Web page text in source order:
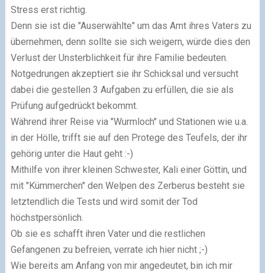
Stress erst richtig.
Denn sie ist die "Auserwählte" um das Amt ihres Vaters zu
übernehmen, denn sollte sie sich weigern, würde dies den
Verlust der Unsterblichkeit für ihre Familie bedeuten.
Notgedrungen akzeptiert sie ihr Schicksal und versucht
dabei die gestellen 3 Aufgaben zu erfüllen, die sie als
Prüfung aufgedrückt bekommt.
Während ihrer Reise via "Wurmloch" und Stationen wie u.a.
in der Hölle, trifft sie auf den Protege des Teufels, der ihr
gehörig unter die Haut geht :-)
Mithilfe von ihrer kleinen Schwester, Kali einer Göttin, und
mit "Kümmerchen" den Welpen des Zerberus besteht sie
letztendlich die Tests und wird somit der Tod
höchstpersönlich.
Ob sie es schafft ihren Vater und die restlichen
Gefangenen zu befreien, verrate ich hier nicht ;-)
Wie bereits am Anfang von mir angedeutet, bin ich mir